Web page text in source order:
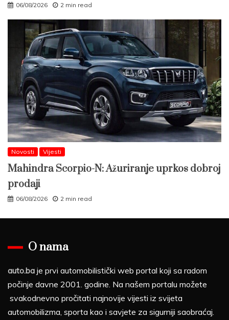
06/08/2026 2 min read
Novosti Vijesti
Mahindra Scorpio-N: Ažuriranje uprkos dobroj
prodaji
06/08/2026 2 min read
O nama
auto.ba je prvi automobilistički web portal koji sa radom
počinje davne 2001. godine. Na našem portalu možete
svakodnevno pročitati najnovije vijesti iz svijeta
automobilizma, sporta kao i savjete za sigurniji saobraćaj.